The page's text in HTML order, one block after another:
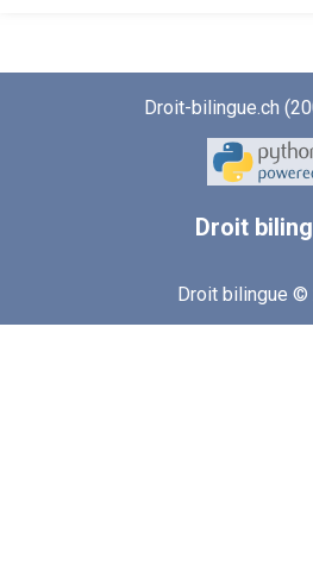
Droit-bilingue.ch
Droit
Droit bilingue ©